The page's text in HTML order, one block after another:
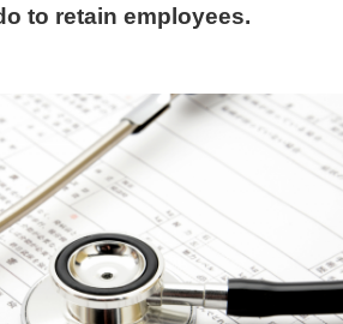
to retain employees.